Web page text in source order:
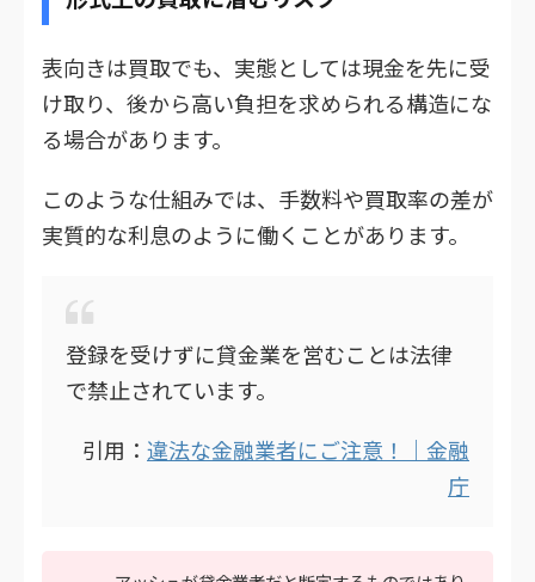
表向きは買取でも、実態としては現金を先に受
け取り、後から高い負担を求められる構造にな
る場合があります。
このような仕組みでは、手数料や買取率の差が
実質的な利息のように働くことがあります。
登録を受けずに貸金業を営むことは法律
で禁止されています。
引用： 違法な金融業者にご注意！｜金融
庁